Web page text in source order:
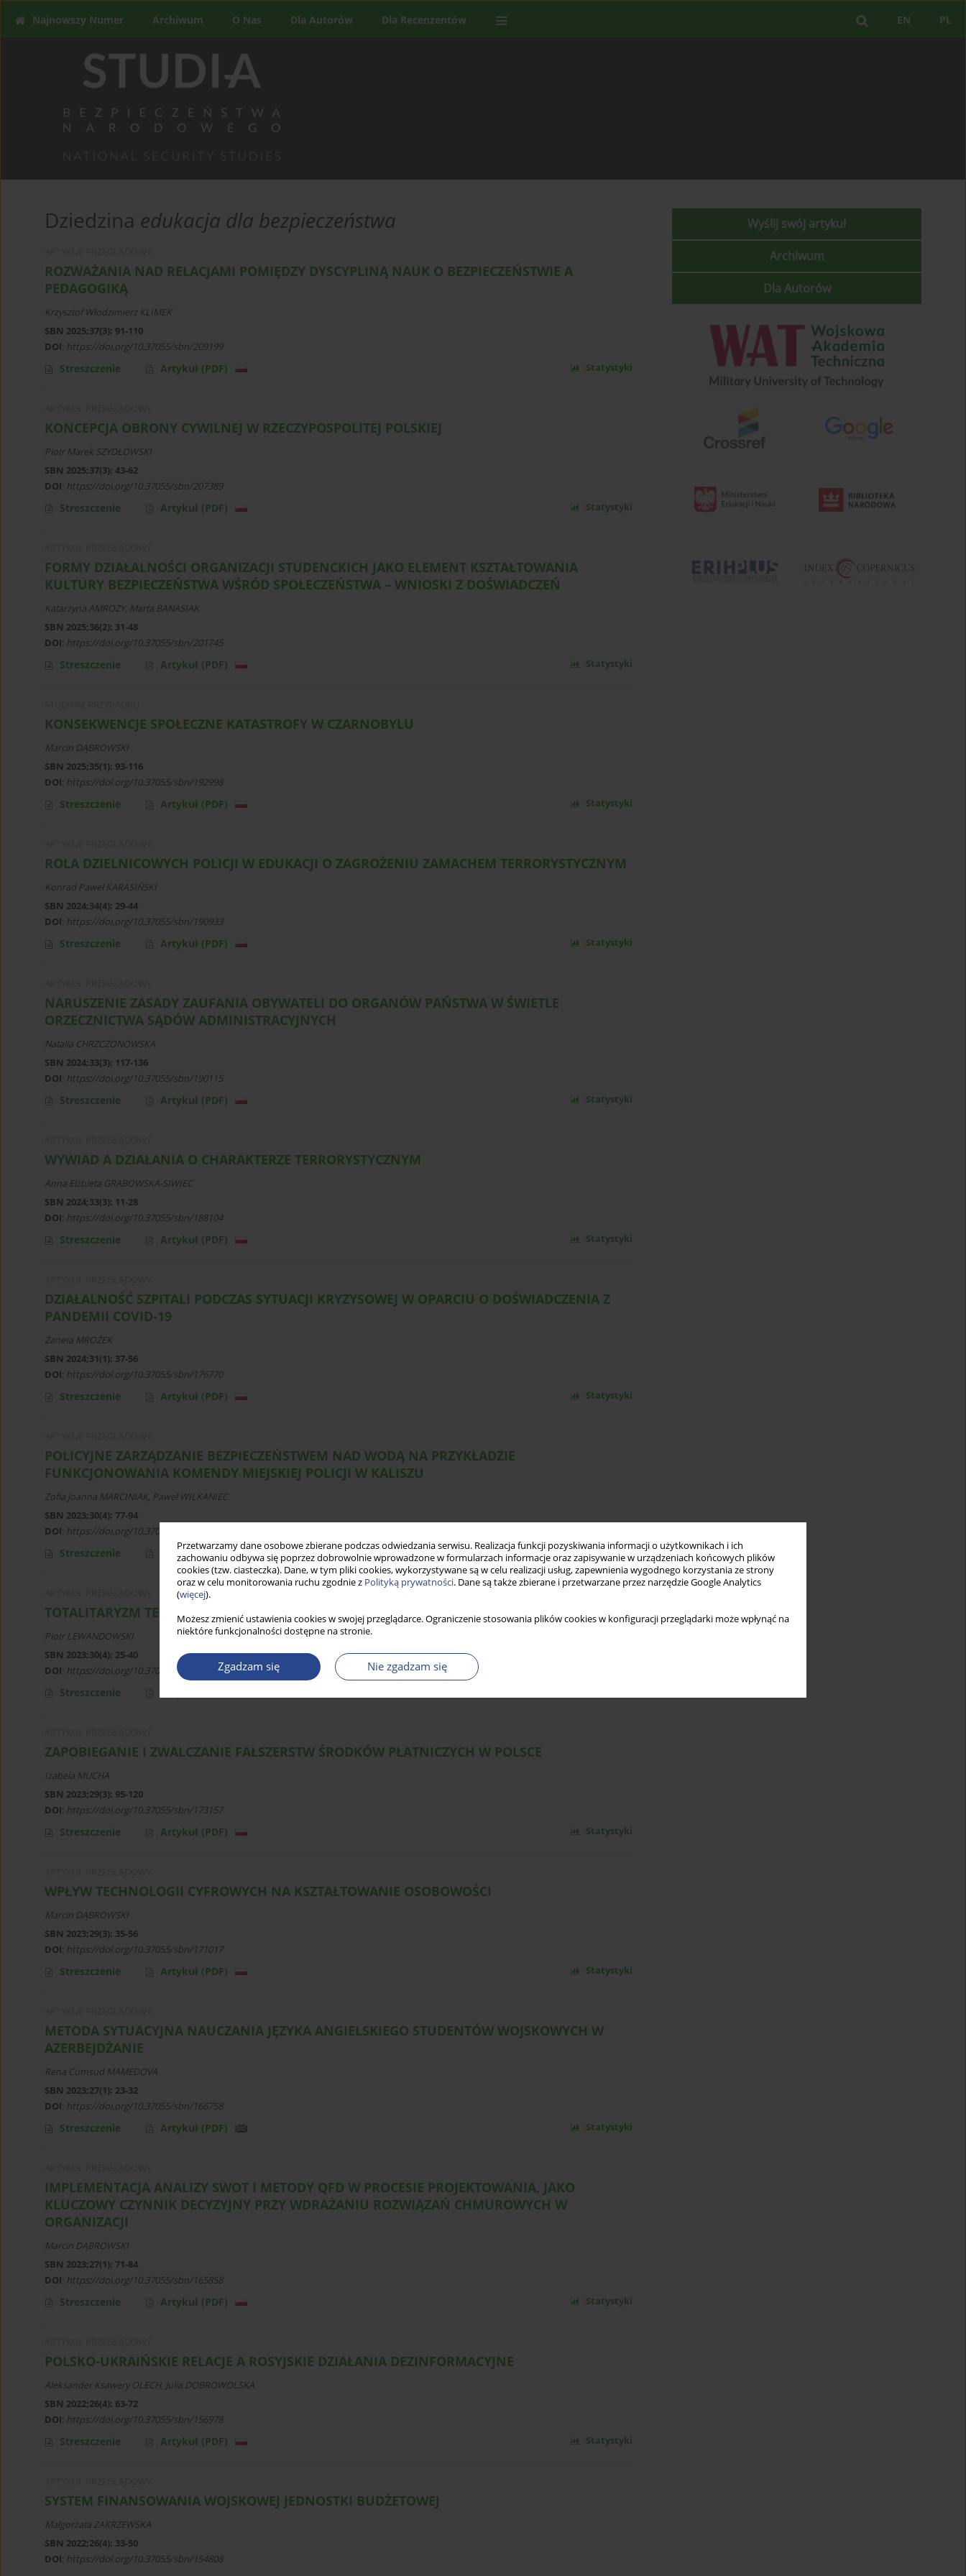
Przetwarzamy dane osobowe zbierane podczas odwiedzania serwisu. Realizacja funkcji pozyskiwania informacji o użytkownikach i ich
zachowaniu odbywa się poprzez dobrowolnie wprowadzone w formularzach informacje oraz zapisywanie w urządzeniach końcowych plików
cookies (tzw. ciasteczka). Dane, w tym pliki cookies, wykorzystywane są w celu realizacji usług, zapewnienia wygodnego korzystania ze strony
oraz w celu monitorowania ruchu zgodnie z Polityką prywatności. Dane są także zbierane i przetwarzane przez narzędzie Google Analytics
(więcej).
Możesz zmienić ustawienia cookies w swojej przeglądarce. Ograniczenie stosowania plików cookies w konfiguracji przeglądarki może wpłynąć na
niektóre funkcjonalności dostępne na stronie.
Zgadzam się Nie zgadzam się
PL
EN
Najnowszy Numer Archiwum O Nas Dla Autorów Dla Recenzentów
Dziedzina edukacja dla bezpieczeństwa
ROZWAŻANIA NAD RELACJAMI POMIĘDZY DYSCYPLINĄ NAUK O BEZPIECZEŃSTWIE A
PEDAGOGIKĄ
Krzysztof Włodzimierz KLIMEK
SBN 2025;37(3): 91-110
DOI: https://doi.org/10.37055/sbn/209199
Streszczenie Artykuł (PDF) Statystyki
KONCEPCJA OBRONY CYWILNEJ W RZECZYPOSPOLITEJ POLSKIEJ
Piotr Marek SZYDŁOWSKI
SBN 2025;37(3): 43-62
DOI: https://doi.org/10.37055/sbn/207389
Streszczenie Artykuł (PDF) Statystyki
FORMY DZIAŁALNOŚCI ORGANIZACJI STUDENCKICH JAKO ELEMENT KSZTAŁTOWANIA
KULTURY BEZPIECZEŃSTWA WŚRÓD SPOŁECZEŃSTWA – WNIOSKI Z DOŚWIADCZEŃ
Katarzyna AMROZY, Marta BANASIAK
SBN 2025;36(2): 31-48
DOI: https://doi.org/10.37055/sbn/201745
Streszczenie Artykuł (PDF) Statystyki
KONSEKWENCJE SPOŁECZNE KATASTROFY W CZARNOBYLU
Marcin DĄBROWSKI
SBN 2025;35(1): 93-116
DOI: https://doi.org/10.37055/sbn/192998
Streszczenie Artykuł (PDF) Statystyki
ROLA DZIELNICOWYCH POLICJI W EDUKACJI O ZAGROŻENIU ZAMACHEM TERRORYSTYCZNYM
Konrad Paweł KARASIŃSKI
SBN 2024;34(4): 29-44
DOI: https://doi.org/10.37055/sbn/190933
Streszczenie Artykuł (PDF) Statystyki
NARUSZENIE ZASADY ZAUFANIA OBYWATELI DO ORGANÓW PAŃSTWA W ŚWIETLE
ORZECZNICTWA SĄDÓW ADMINISTRACYJNYCH
Natalia CHRZCZONOWSKA
SBN 2024;33(3): 117-136
DOI: https://doi.org/10.37055/sbn/190115
Streszczenie Artykuł (PDF) Statystyki
WYWIAD A DZIAŁANIA O CHARAKTERZE TERRORYSTYCZNYM
Anna Elżbieta GRABOWSKA-SIWIEC
SBN 2024;33(3): 11-28
DOI: https://doi.org/10.37055/sbn/188104
Streszczenie Artykuł (PDF) Statystyki
DZIAŁALNOŚĆ SZPITALI PODCZAS SYTUACJI KRYZYSOWEJ W OPARCIU O DOŚWIADCZENIA Z
PANDEMII COVID-19
Żaneta MROŻEK
SBN 2024;31(1): 37-56
DOI: https://doi.org/10.37055/sbn/176770
Streszczenie Artykuł (PDF) Statystyki
POLICYJNE ZARZĄDZANIE BEZPIECZEŃSTWEM NAD WODĄ NA PRZYKŁADZIE
FUNKCJONOWANIA KOMENDY MIEJSKIEJ POLICJI W KALISZU
Zofia Joanna MARCINIAK, Paweł WILKANIEC
SBN 2023;30(4): 77-94
DOI: https://doi.org/10.37055/sbn/175890
Streszczenie Artykuł(PDF) Statystyki
TOTALITARYZM TECHNOKRATYCZNY JAKO ODPOWIEDŹ NA KRYZYS DEMOKRACJI
Piotr LEWANDOWSKI
SBN 2023;30(4): 25-40
DOI: https://doi.org/10.37055/sbn/174282
Streszczenie
ZAPOBIEGANIE I ZWALCZANIE FAŁSZERSTW ŚRODKÓW PŁATNICZYCH W POLSCE
Izabela MUCHA
SBN 2023;29(3): 95-120
DOI: https://doi.org/10.37055/sbn/173157
Streszczenie Artykuł (PDF) Statystyki
WPŁYW TECHNOLOGII CYFROWYCH NA KSZTAŁTOWANIE OSOBOWOŚCI
Marcin DĄBROWSKI
SBN 2023;29(3): 35-56
DOI: https://doi.org/10.37055/sbn/171017
Streszczenie Artykuł (PDF) Statystyki
METODA SYTUACYJNA NAUCZANIA JĘZYKA ANGIELSKIEGO STUDENTÓW WOJSKOWYCH W
AZERBEJDŻANIE
Rena Cumsud MAMEDOVA
SBN 2023;27(1): 23-32
DOI: https://doi.org/10.37055/sbn/166758
Streszczenie Artykuł (PDF) Statystyki
IMPLEMENTACJA ANALIZY SWOT I METODY QFD W PROCESIE PROJEKTOWANIA, JAKO
KLUCZOWY CZYNNIK DECYZYJNY PRZY WDRAŻANIU ROZWIĄZAŃ CHMUROWYCH W
ORGANIZACJI
Marcin DĄBROWSKI
SBN 2023;27(1): 71-84
DOI: https://doi.org/10.37055/sbn/165858
Streszczenie Artykuł (PDF) Statystyki
POLSKO-UKRAIŃSKIE RELACJE A ROSYJSKIE DZIAŁANIA DEZINFORMACYJNE
Aleksander Ksawery OLECH, Julia DOBROWOLSKA
SBN 2022;26(4): 63-72
DOI: https://doi.org/10.37055/sbn/156978
Streszczenie Artykuł (PDF) Statystyki
SYSTEM FINANSOWANIA WOJSKOWEJ JEDNOSTKI BUDŻETOWEJ
Małgorzata ZAKRZEWSKA
SBN 2022;26(4): 33-50
DOI: https://doi.org/10.37055/sbn/154808
Wyślij swój artykuł
Archiwum
Dla Autorów